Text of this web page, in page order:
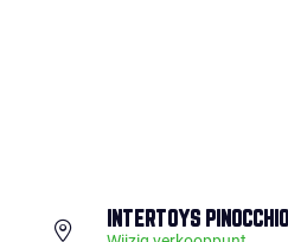
INTERTOYS PINOCCHIO